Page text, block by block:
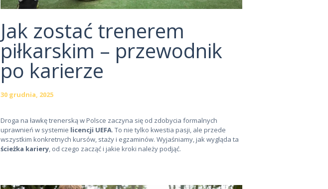
Jak zostać trenerem
piłkarskim – przewodnik
po karierze
30 grudnia, 2025
Droga na ławkę trenerską w Polsce zaczyna się od zdobycia formalnych
uprawnień w systemie licencji UEFA. To nie tylko kwestia pasji, ale przede
wszystkim konkretnych kursów, staży i egzaminów. Wyjaśniamy, jak wygląda ta
ścieżka kariery , od czego zacząć i jakie kroki należy podjąć.